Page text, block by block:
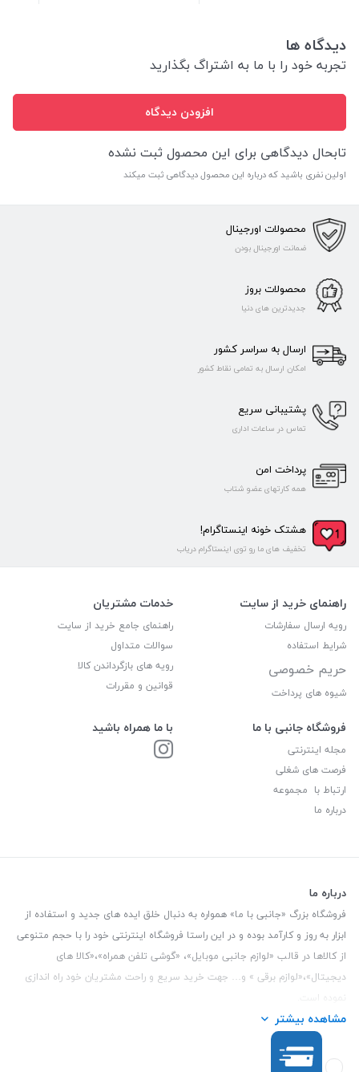
دیدگاه ها
تجربه خود را با ما به اشتراگ بگذارید
افزودن دیدگاه
تابحال دیدگاهی برای این محصول ثبت نشده
اولین نفری باشید که درباره این محصول دیدگاهی ثبت میکند
محصولات اورجینال
ضمانت اورجینال بودن
محصولات بروز
جدیدترین های دنیا
ارسال به سراسر کشور
امکان ارسال به تمامی نقاط کشور
پشتیبانی سریع
تماس در ساعات اداری
پرداخت امن
همه کارتهای عضو شتاب
هشتک خونه اینستاگرام!
تخفیف های ما رو توی اینستاگرام دریاب
راهنمای خرید از سایت
رویه ارسال سفارشات
شرایط استفاده
حریم خصوصی
شیوه های پرداخت
خدمات مشتریان
راهنمای جامع خرید از سایت
سوالات متداول
رویه های بازگرداندن کالا
قوانین و مقررات
فروشگاه جانبی با ما
مجله اینترنتی
فرصت های شغلی
ارتباط با مجموعه
درباره ما
با ما همراه باشید
درباره ما
فروشگاه بزرگ «جانبی با ما» همواره به دنبال خلق ایده های جدید و استفاده از
ابزار به روز و کارآمد بوده و در این راستا فروشگاه اینترنتی خود را با حجم متنوعی
از کالاها در قالب «لوازم جانبی موبایل»، «گوشی تلفن همراه»،«کالا های
دیجیتال»،«لوازم برقی » و… جهت خرید سریع و راحت مشتریان خود راه اندازی
این فروشگاه تمام تلاش خود را نموده تا کالاهایی با کیفیت و با حداقل قیمت
عرضه نماید.
مشاهده بیشتر